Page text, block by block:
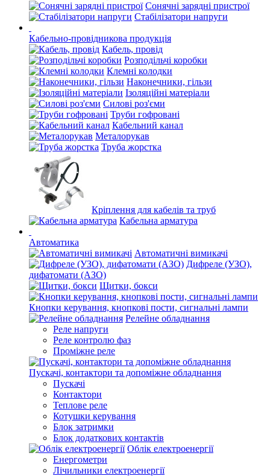
Сонячні зарядні пристрої
Стабілізатори напруги
Кабельно-провідникова продукція
Кабель, провід
Розподільчі коробки
Клемні колодки
Наконечники, гільзи
Ізоляційні матеріали
Силові роз'єми
Труби гофровані
Кабельний канал
Металорукав
Труба жорстка
Кріплення для кабелів та труб
Кабельна арматура
Автоматика
Автоматичні вимикачі
Дифреле (УЗО),
дифатомати (АЗО)
Щитки, бокси
Кнопки керування, кнопкові пости, сигнальні лампи
Релейне обладнання
Реле напруги
Реле контролю фаз
Проміжне реле
Пускачі, контактори та допоміжне обладнання
Пускачі
Контактори
Теплове реле
Котушки керування
Блок затримки
Блок додаткових контактів
Облік електроенергії
Енергометри
Лічильники електроенергії